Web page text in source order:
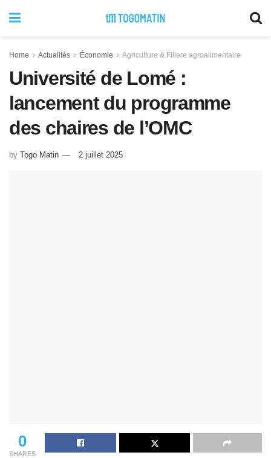
Home Actualités Économie Agriculture & Filiere agroalimentaire
Université de Lomé :
lancement du programme
des chaires de l’OMC
by Togo Matin 2 juillet 2025
0
SHARES